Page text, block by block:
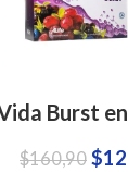
Burst
$160,90 $